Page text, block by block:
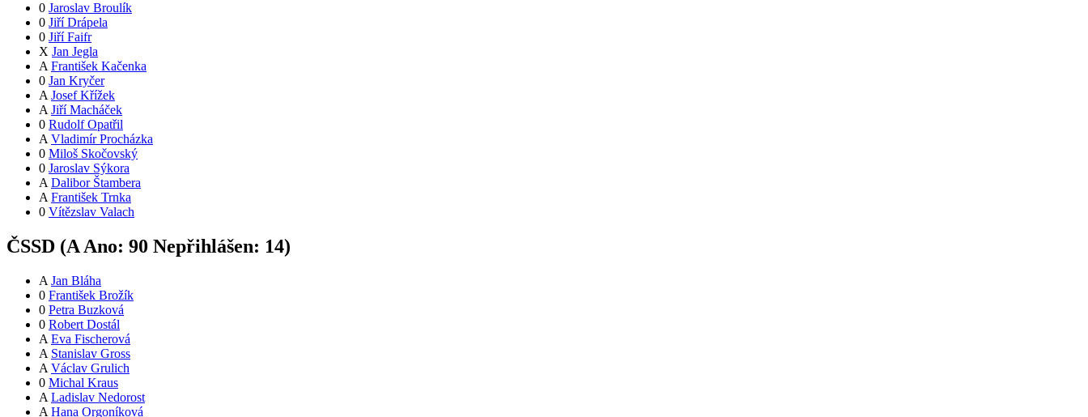
0 Jaroslav Broulík
0 Jiří Drápela
0 Jiří Faifr
X Jan Jegla
A František Kačenka
0 Jan Kryčer
A Josef Křížek
A Jiří Macháček
0 Rudolf Opatřil
A Vladimír Procházka
0 Miloš Skočovský
0 Jaroslav Sýkora
A Dalibor Štambera
A František Trnka
0 Vítězslav Valach
ČSSD (AAno: 90 Nepřihlášen: 14)
A Jan Bláha
0 František Brožík
0 Petra Buzková
0 Robert Dostál
A Eva Fischerová
A Stanislav Gross
A Václav Grulich
0 Michal Kraus
A Ladislav Nedorost
A Hana Orgoníková